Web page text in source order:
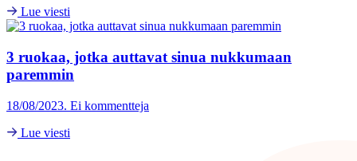
Lue viesti
3 ruokaa, jotka auttavat sinua nukkumaan
paremmin
18/08/2023. Ei kommentteja
Lue viesti